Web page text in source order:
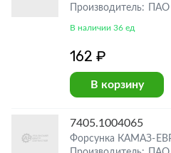
Производитель:
В наличии 36 ед
162 ₽
В корзину
7405.1004065
Форсунка КАМАЗ-